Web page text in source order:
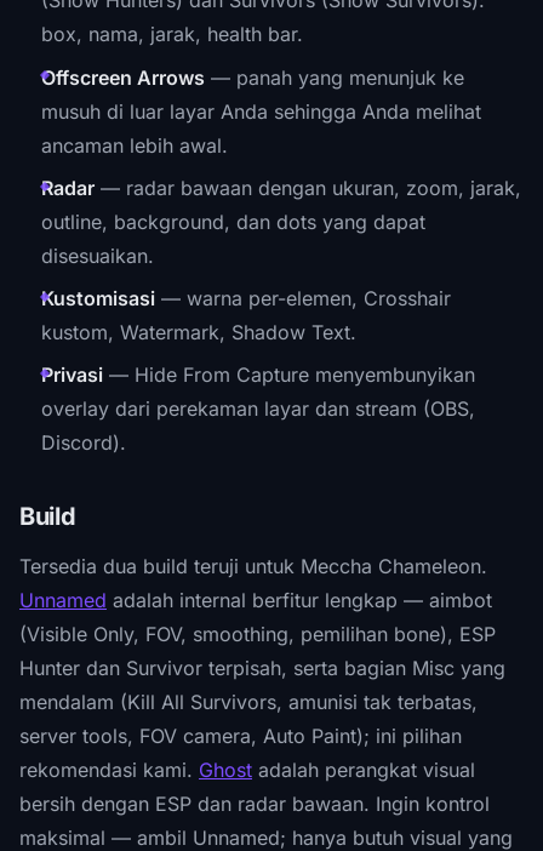
box, nama, jarak, health bar.
Offscreen Arrows — panah yang menunjuk ke
musuh di luar layar Anda sehingga Anda melihat
ancaman lebih awal.
Radar — radar bawaan dengan ukuran, zoom, jarak,
outline, background, dan dots yang dapat
disesuaikan.
Kustomisasi — warna per-elemen, Crosshair
kustom, Watermark, Shadow Text.
Privasi — Hide From Capture menyembunyikan
overlay dari perekaman layar dan stream (OBS,
Discord).
Build
Tersedia dua build teruji untuk Meccha Chameleon.
Unnamed adalah internal berfitur lengkap — aimbot
(Visible Only, FOV, smoothing, pemilihan bone), ESP
Hunter dan Survivor terpisah, serta bagian Misc yang
mendalam (Kill All Survivors, amunisi tak terbatas,
server tools, FOV camera, Auto Paint); ini pilihan
rekomendasi kami. Ghost adalah perangkat visual
bersih dengan ESP dan radar bawaan. Ingin kontrol
maksimal — ambil Unnamed; hanya butuh visual yang